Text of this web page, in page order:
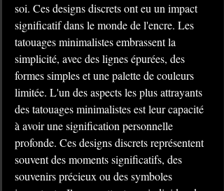
soi. Ces designs discrets ont eu un impact
significatif dans le monde de l'encre. Les
tatouages ​​minimalistes embrassent la
simplicité, avec des lignes épurées, des
formes simples et une palette de couleurs
limitée. L'un des aspects les plus attrayants
des tatouages ​​minimalistes est leur capacité
à avoir une signification personnelle
profonde. Ces designs discrets représentent
souvent des moments significatifs, des
souvenirs précieux ou des symboles